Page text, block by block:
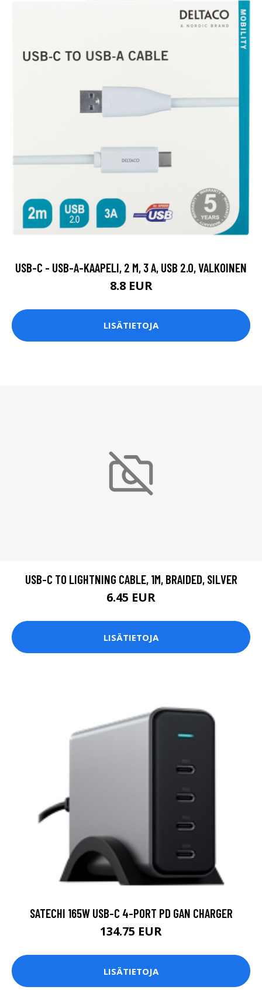
USB-C - USB-A-KAAPELI, 2 M, 3 A, USB 2.0, VALKOINEN
8.8 EUR
LISÄTIETOJA
USB-C TO LIGHTNING CABLE, 1M, BRAIDED, SILVER
6.45 EUR
LISÄTIETOJA
SATECHI 165W USB-C 4-PORT PD GAN CHARGER
134.75 EUR
LISÄTIETOJA